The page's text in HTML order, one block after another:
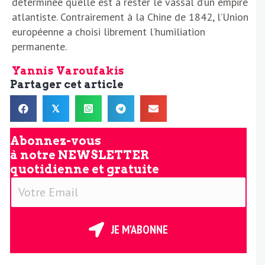
atlantiste. Contrairement à la Chine de 1842, l’Union
européenne a choisi librement l’humiliation
permanente.
Yannis Varoufakis
Partager cet article
𝕏
Abonnez-vous
à notre NEWSLETTER
quotidienne et gratuite
V
E
JE M'ABONNE